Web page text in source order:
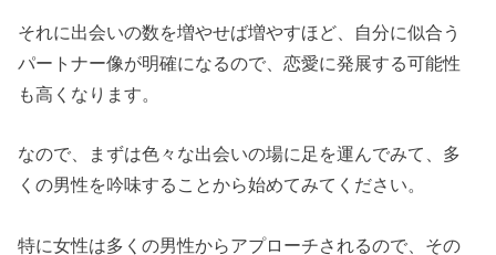
それに出会いの数を増やせば増やすほど、自分に似合う
パートナー像が明確になるので、恋愛に発展する可能性
も高くなります。
なので、まずは色々な出会いの場に足を運んでみて、多
くの男性を吟味することから始めてみてください。
特に女性は多くの男性からアプローチされるので、その